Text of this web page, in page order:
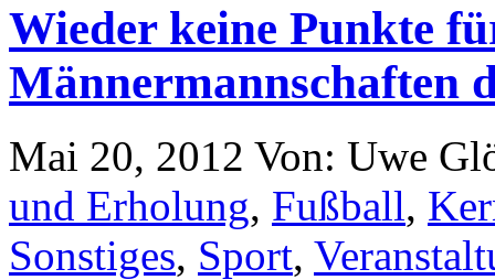
Wieder keine Punkte
Männermannschaften
Mai 20, 2012 Von: Uwe
und Erholung, Fußball,
Sonstiges, Sport,